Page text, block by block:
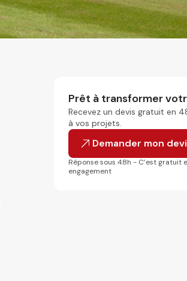
Prêt à transformer
Recevez un devis gratuit en
à vos projets.
Demander mon
Réponse sous 48h - C’est gratuit
engagement